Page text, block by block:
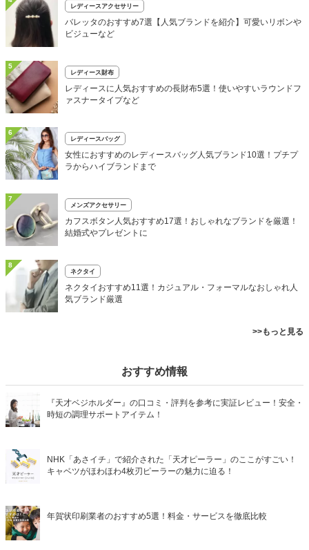
レディースアクセサリー
バレッタのおすすめ7選【人気ブランドを紹介】可愛いリボンや
ビジューなど
5
レディース財布
レディースに人気おすすめの長財布5選！使いやすいラウンドフ
ァスナータイプなど
6
レディースバッグ
女性におすすめのレディースバッグ人気ブランド10選！プチプ
ラからハイブランドまで
7
メンズアクセサリー
カフスボタン人気おすすめ17選！おしゃれなブランドを厳選！
結婚式やプレゼントに
8
ネクタイ
ネクタイおすすめ11選！カジュアル・フォーマルなおしゃれ人
気ブランド厳選
>>もっと見る
おすすめ情報
『天才ベジホルダー』の口コミ・評判を参考に実証レビュー！安全・
時短の調理サポートアイテム！
NHK「あさイチ」で紹介された「天才ピーラー」のここがすごい！
キャベツがほわほわ4枚刃ピーラーの魅力に迫る！
年賀状印刷業者のおすすめ5選！料金・サービスを徹底比較